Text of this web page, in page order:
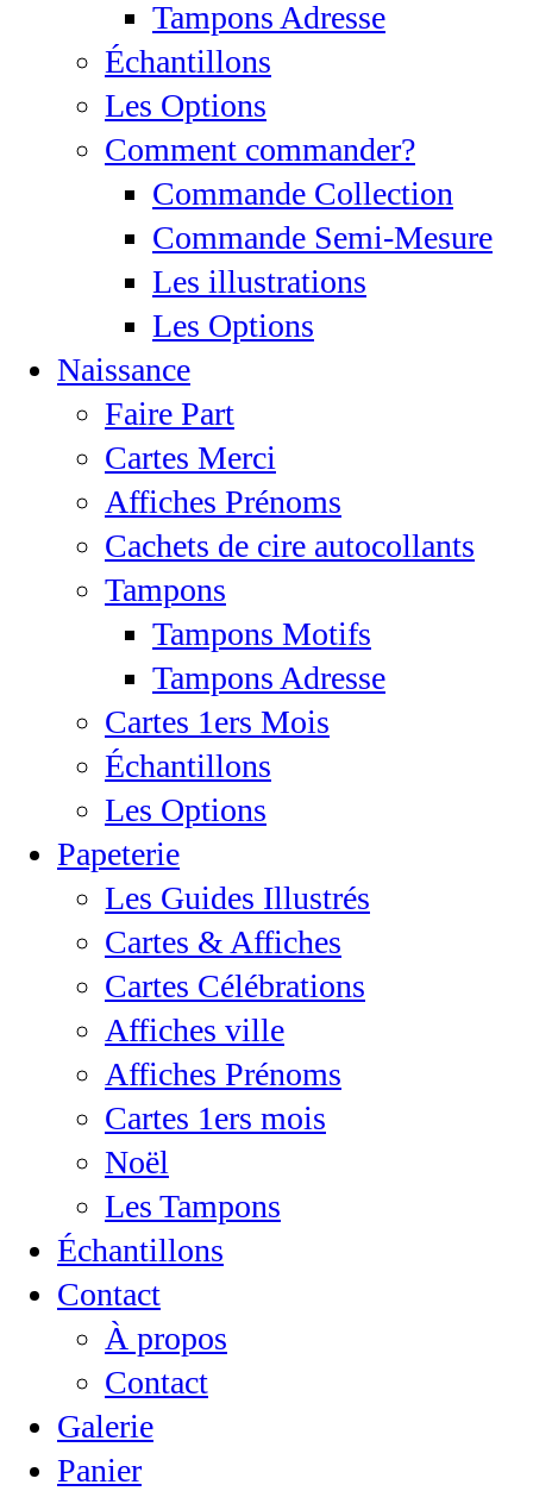
Tampons Adresse
Échantillons
Les Options
Comment commander?
Commande Collection
Commande Semi-Mesure
Les illustrations
Les Options
Naissance
Faire Part
Cartes Merci
Affiches Prénoms
Cachets de cire autocollants
Tampons
Tampons Motifs
Tampons Adresse
Cartes 1ers Mois
Échantillons
Les Options
Papeterie
Les Guides Illustrés
Cartes & Affiches
Cartes Célébrations
Affiches ville
Affiches Prénoms
Cartes 1ers mois
Noël
Les Tampons
Échantillons
Contact
À propos
Contact
Galerie
Panier